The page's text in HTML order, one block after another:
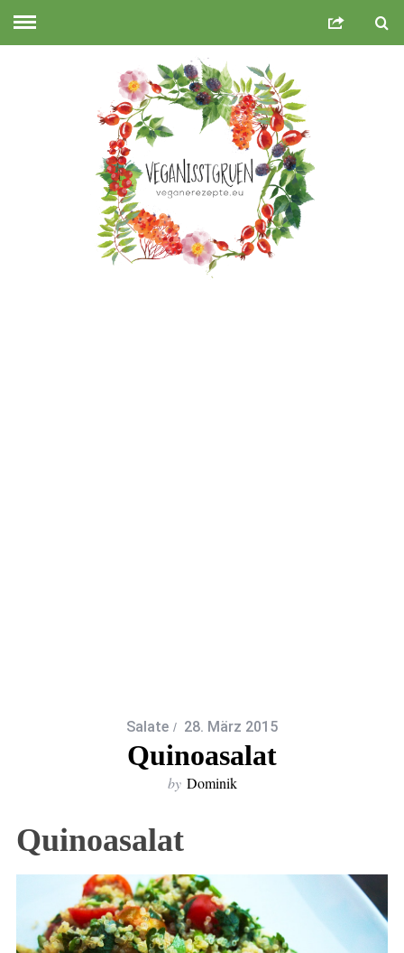
Salate 28. März 2015
Quinoasalat
by Dominik
Quinoasalat